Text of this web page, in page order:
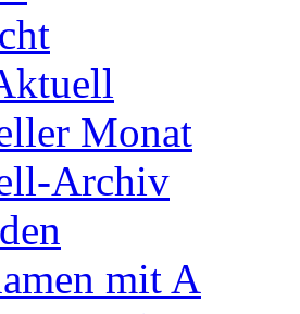
Monat
Archiv
mit A